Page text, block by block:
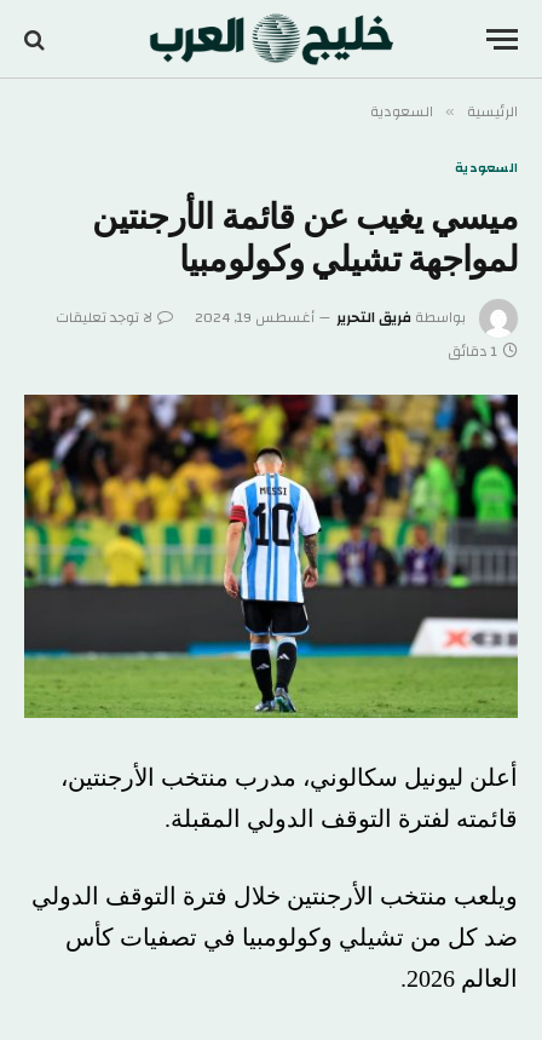
الرئيسية » السعودية
السعودية
ميسي يغيب عن قائمة الأرجنتين
لمواجهة تشيلي وكولومبيا
بواسطةفريق التحرير أغسطس 19, 2024
لا توجد تعليقات
1 دقائق
أعلن ليونيل سكالوني، مدرب منتخب الأرجنتين،
قائمته لفترة التوقف الدولي المقبلة.
ويلعب منتخب الأرجنتين خلال فترة التوقف الدولي
ضد كل من تشيلي وكولومبيا في تصفيات كأس
العالم 2026.